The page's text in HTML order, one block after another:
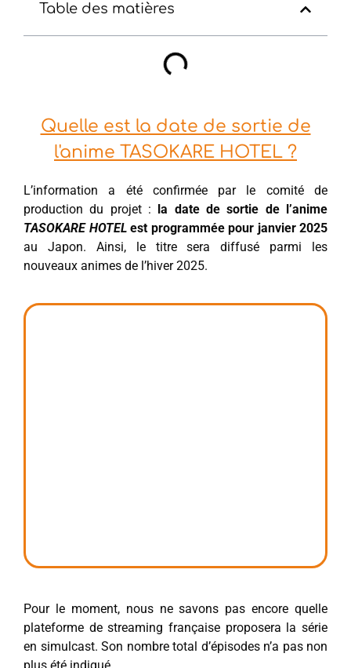
Table des matières
Quelle est la date de sortie de
l'anime TASOKARE HOTEL ?
L’information a été confirmée par le comité de
production du projet :
la date de sortie de l’anime
TASOKARE HOTELest programmée pour janvier 2025
au Japon. Ainsi, le titre sera diffusé parmi les
nouveaux animes de l’hiver 2025.
Pour le moment, nous ne savons pas encore quelle
plateforme de streaming française proposera la série
en simulcast. Son nombre total d’épisodes n’a pas non
plus été indiqué.